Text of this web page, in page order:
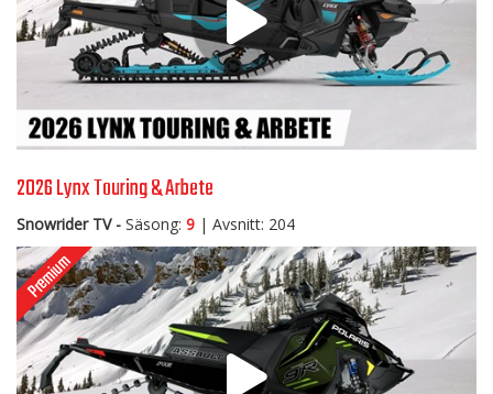
2026 Lynx Touring & Arbete
Snowrider TV - Säsong: 9 | Avsnitt: 204